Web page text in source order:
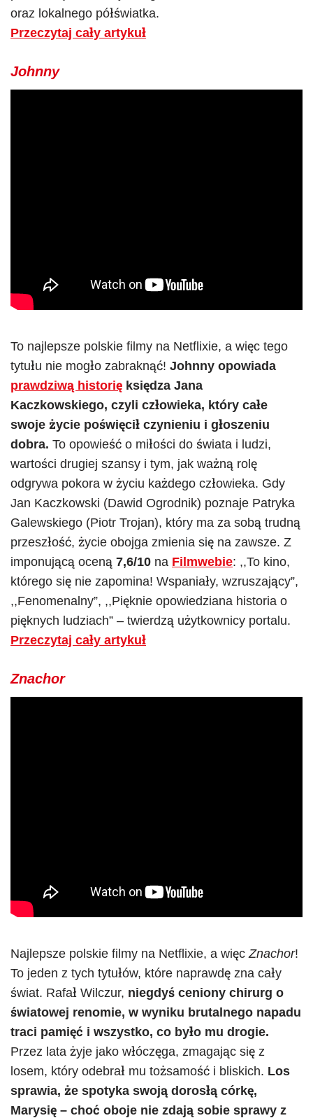
oraz lokalnego półświatka.
Przeczytaj cały artykuł
Johnny
To najlepsze polskie filmy na Netflixie, a więc tego
tytułu nie mogło zabraknąć! Johnny opowiada
prawdziwą historię księdza Jana
Kaczkowskiego, czyli człowieka, który całe
swoje życie poświęcił czynieniu i głoszeniu
dobra. To opowieść o miłości do świata i ludzi,
wartości drugiej szansy i tym, jak ważną rolę
odgrywa pokora w życiu każdego człowieka. Gdy
Jan Kaczkowski (Dawid Ogrodnik) poznaje Patryka
Galewskiego (Piotr Trojan), który ma za sobą trudną
przeszłość, życie obojga zmienia się na zawsze. Z
imponującą oceną 7,6/10 na Filmwebie: ,,To kino,
którego się nie zapomina! Wspaniały, wzruszający”,
,,Fenomenalny”, ,,Pięknie opowiedziana historia o
pięknych ludziach” – twierdzą użytkownicy portalu.
Przeczytaj cały artykuł
Znachor
Najlepsze polskie filmy na Netflixie, a więcZnachor!
To jeden z tych tytułów, które naprawdę zna cały
świat. Rafał Wilczur, niegdyś ceniony chirurg o
światowej renomie, w wyniku brutalnego napadu
traci pamięć i wszystko, co było mu drogie.
Przez lata żyje jako włóczęga, zmagając się z
losem, który odebrał mu tożsamość i bliskich. Los
sprawia, że spotyka swoją dorosłą córkę,
Marysię – choć oboje nie zdają sobie sprawy z